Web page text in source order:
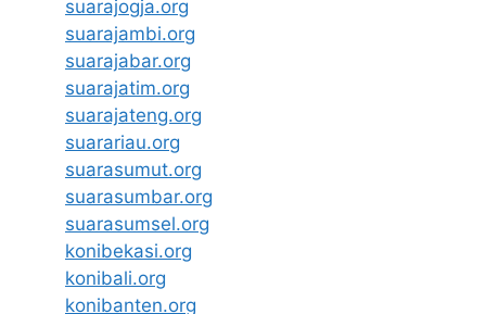
suarajogja.org
suarajambi.org
suarajabar.org
suarajatim.org
suarajateng.org
suarariau.org
suarasumut.org
suarasumbar.org
suarasumsel.org
konibekasi.org
konibali.org
konibanten.org